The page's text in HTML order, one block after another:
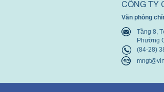
CÔNG TY
Văn phòng
Tầng 8,
Phường
(84-28)